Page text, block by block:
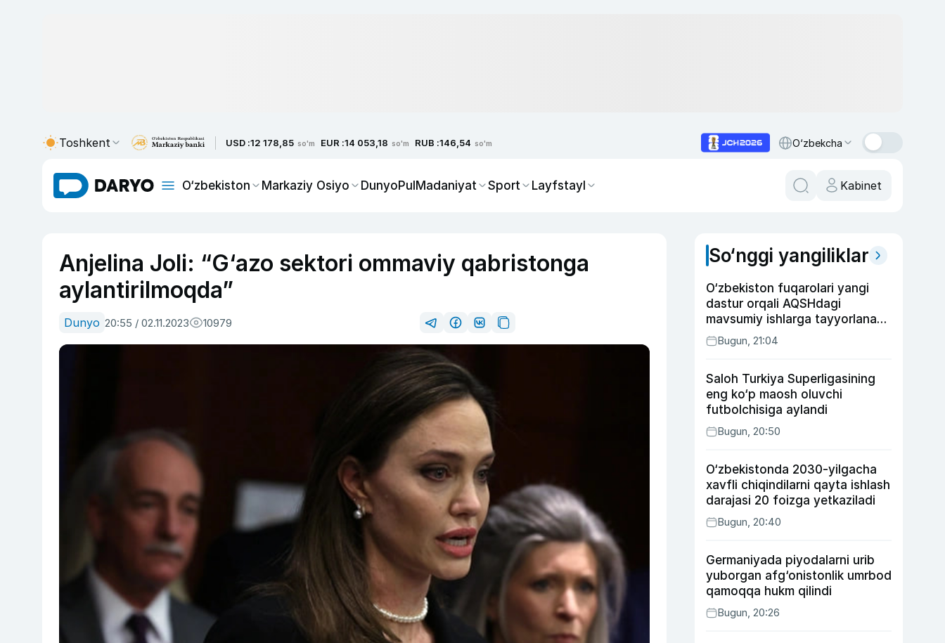
Toshkent USD :12 178,85 so'm EUR :14 053,18 so'm RUB :146,54 so'm O‘zbekcha
O‘zbekiston Markaziy Osiyo DunyoPulMadaniyat Sport Layfstayl Kabinet
Anjelina Joli: “G‘azo sektori ommaviy qabristonga
aylantirilmoqda”
Dunyo 20:55 / 02.11.2023 10979
So‘nggi yangiliklar
O‘zbekiston fuqarolari yangi
dastur orqali AQSHdagi
mavsumiy ishlarga tayyorlanadi
va joylashtiriladi
Bugun, 21:04
Saloh Turkiya Superligasining
eng ko‘p maosh oluvchi
futbolchisiga aylandi
Bugun, 20:50
O‘zbekistonda 2030-yilgacha
xavfli chiqindilarni qayta ishlash
darajasi 20 foizga yetkaziladi
Bugun, 20:40
Germaniyada piyodalarni urib
yuborgan afg‘onistonlik umrbod
qamoqqa hukm qilindi
Bugun, 20:26